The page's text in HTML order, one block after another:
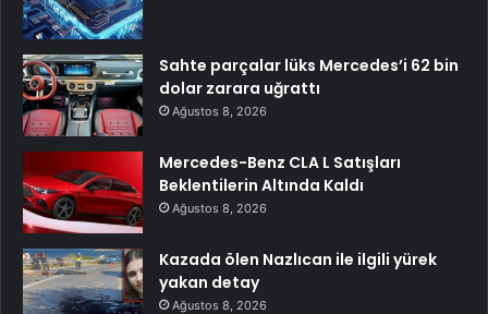
Sahte parçalar lüks Mercedes’i 62 bin
dolar zarara uğrattı
Ağustos 8, 2026
Mercedes-Benz CLA L Satışları
Beklentilerin Altında Kaldı
Ağustos 8, 2026
Kazada ölen Nazlıcan ile ilgili yürek
yakan detay
Ağustos 8, 2026